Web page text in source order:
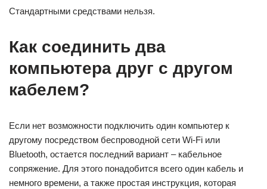
Стандартными средствами нельзя.
Как соединить два
компьютера друг с другом
кабелем?
Если нет возможности подключить один компьютер к
другому посредством беспроводной сети Wi-Fi или
Bluetooth, остается последний вариант – кабельное
сопряжение. Для этого понадобится всего один кабель и
немного времени, а также простая инструкция, которая